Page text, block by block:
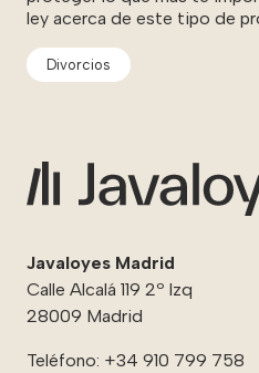
ley acerca de este tipo de
Divorcios
Javaloyes Madrid
Calle Alcalá 119 2º Izq
28009 Madrid
Teléfono: +34 910 799 758